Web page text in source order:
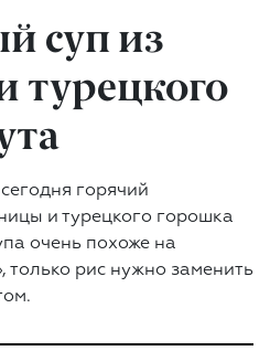
суп из
горячий
и турецкого горошка
очень похоже на
только рис нужно заменить